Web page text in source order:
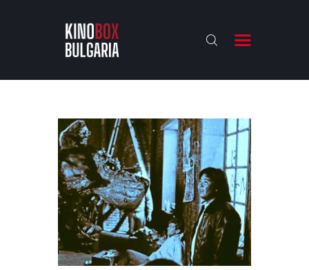
KINOBOX BULGARIA
АНАЛИЗИ
БАХТИ НАГРАДИТЕ
ИНТЕРВЮТА
ЗА НАС